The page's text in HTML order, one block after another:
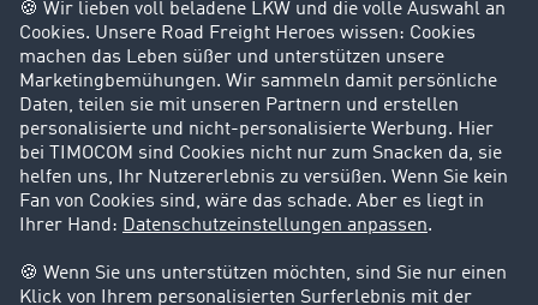
Success Stories
Karriere
Support
Kontakt
Rechtliches